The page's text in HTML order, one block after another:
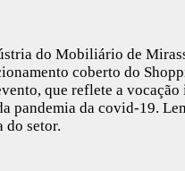
do Mobiliário de
coberto do
que reflete a
pandemia da covid-19.
do setor.